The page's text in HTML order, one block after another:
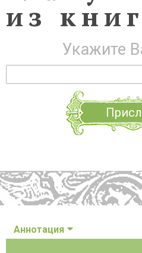
из
Укажите
Аннотация